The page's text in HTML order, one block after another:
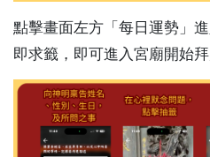
點擊畫面左方「每日運勢」
即求籤，即可進入宮廟開始拜